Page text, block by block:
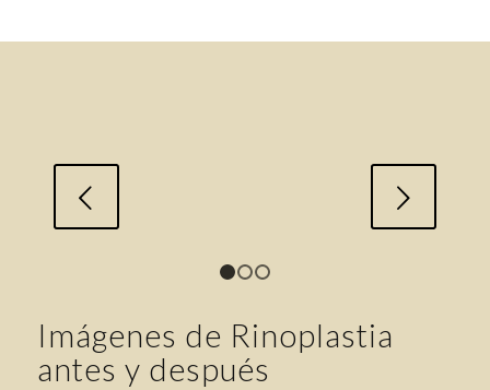
Imágenes de Rinoplastia
antes y después